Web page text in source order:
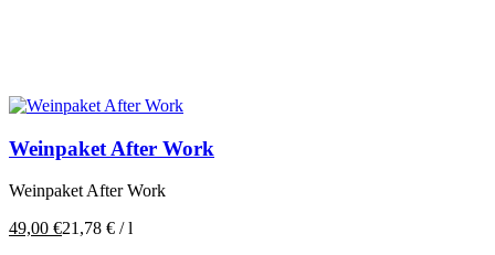
Weinpaket After Work
Weinpaket After Work
49,00 €21,78 € /l